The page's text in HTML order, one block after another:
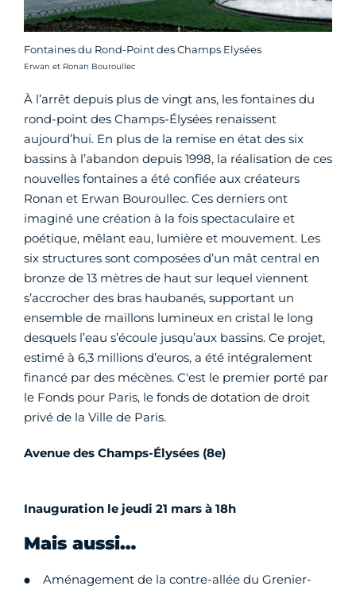
Fontaines du Rond-Point des Champs Elysées
Crédit photo :
Erwan et Ronan Bouroullec
À l’arrêt depuis plus de vingt ans, les fontaines du
rond-point des Champs-Élysées renaissent
aujourd’hui. En plus de la remise en état des six
bassins à l’abandon depuis 1998, la réalisation de ces
nouvelles fontaines a été confiée aux créateurs
Ronan et Erwan Bouroullec. Ces derniers ont
imaginé une création à la fois spectaculaire et
poétique, mêlant eau, lumière et mouvement. Les
six structures sont composées d’un mât central en
bronze de 13 mètres de haut sur lequel viennent
s’accrocher des bras haubanés, supportant un
ensemble de maillons lumineux en cristal le long
desquels l’eau s’écoule jusqu’aux bassins. Ce projet,
estimé à 6,3 millions d’euros, a été intégralement
financé par des mécènes. C'est le premier porté par
le Fonds pour Paris, le fonds de dotation de droit
privé de la Ville de Paris.
Avenue des Champs-Élysées (8e)
Inauguration le jeudi 21 mars à 18h
Mais aussi…
Aménagement de la contre-allée du Grenier-